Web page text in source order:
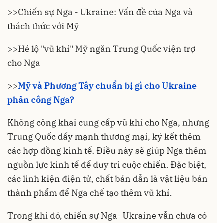
>>Chiến sự Nga - Ukraine: Vấn đề của Nga và
thách thức với Mỹ
>>Hé lộ "vũ khí" Mỹ ngăn Trung Quốc viện trợ
cho Nga
>>Mỹ và Phương Tây chuẩn bị gì cho Ukraine
phản công Nga?
Không công khai cung cấp vũ khí cho Nga, nhưng
Trung Quốc đẩy mạnh thương mại, ký kết thêm
các hợp đồng kinh tế. Điều này sẽ giúp Nga thêm
nguồn lực kinh tế để duy trì cuộc chiến. Đặc biệt,
các linh kiện điện tử, chất bán dẫn là vật liệu bán
thành phẩm để Nga chế tạo thêm vũ khí.
Trong khi đó, chiến sự Nga- Ukraine vẫn chưa có